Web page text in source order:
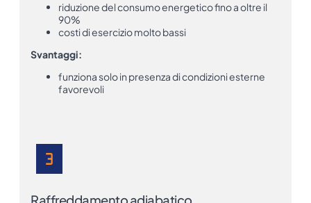
riduzione del consumo energetico fino a oltre il
90%
costi di esercizio molto bassi
Svantaggi:
funziona solo in presenza di condizioni esterne
favorevoli